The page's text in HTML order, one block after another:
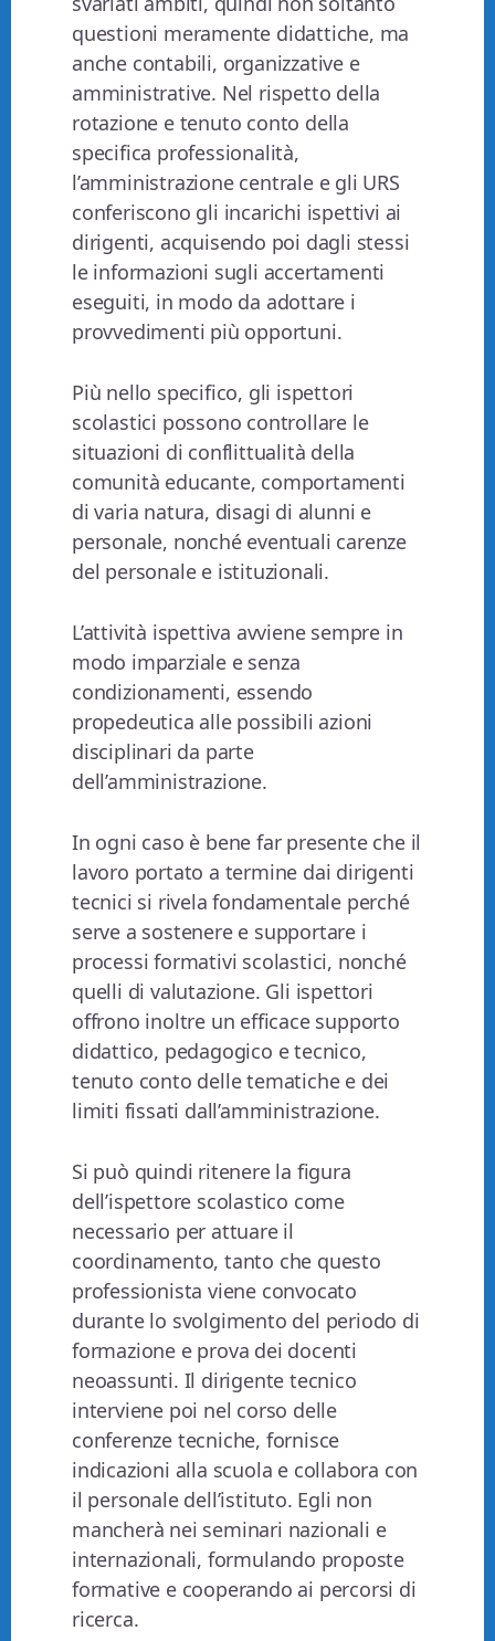
questioni meramente didattiche, ma
anche contabili, organizzative e
amministrative. Nel rispetto della
rotazione e tenuto conto della
specifica professionalità,
l’amministrazione centrale e gli URS
conferiscono gli incarichi ispettivi ai
dirigenti, acquisendo poi dagli stessi
le informazioni sugli accertamenti
eseguiti, in modo da adottare i
provvedimenti più opportuni.
Più nello specifico, gli ispettori
scolastici possono controllare le
situazioni di conflittualità della
comunità educante, comportamenti
di varia natura, disagi di alunni e
personale, nonché eventuali carenze
del personale e istituzionali.
L’attività ispettiva avviene sempre in
modo imparziale e senza
condizionamenti, essendo
propedeutica alle possibili azioni
disciplinari da parte
dell’amministrazione.
In ogni caso è bene far presente che il
lavoro portato a termine dai dirigenti
tecnici si rivela fondamentale perché
serve a sostenere e supportare i
processi formativi scolastici, nonché
quelli di valutazione. Gli ispettori
offrono inoltre un efficace supporto
didattico, pedagogico e tecnico,
tenuto conto delle tematiche e dei
limiti fissati dall’amministrazione.
Si può quindi ritenere la figura
dell’ispettore scolastico come
necessario per attuare il
coordinamento, tanto che questo
professionista viene convocato
durante lo svolgimento del periodo di
formazione e prova dei docenti
neoassunti. Il dirigente tecnico
interviene poi nel corso delle
conferenze tecniche, fornisce
indicazioni alla scuola e collabora con
il personale dell’istituto. Egli non
mancherà nei seminari nazionali e
internazionali, formulando proposte
formative e cooperando ai percorsi di
ricerca.